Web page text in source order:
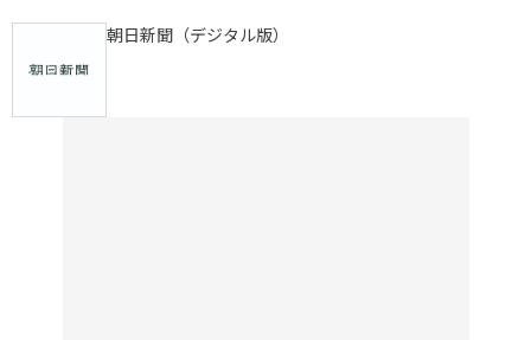
朝日新聞（デジタル版）